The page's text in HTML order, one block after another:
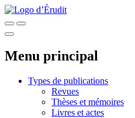
Menu principal
Types de publications
Revues
Thèses et mémoires
Livres et actes